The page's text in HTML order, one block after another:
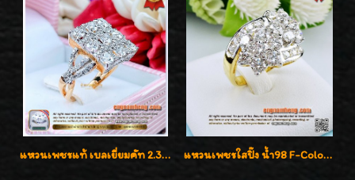
แหวนเพชรแท้ เบลเยี่ยมคัท 2.39 กะรัต น้ำ 98 F-Color/VVS ดีไซน์หน้ากว้างหรูเต็มนิ้ว แหวนเพชรใสปิ๊ง น้ำ98 F-Color/VVS1 น้ำหนักเพชรรวม 2.56 กะรัต ใส่เต็มนิ้วเพชรเป็นน้ำเป็นเนื้อสวยมากๆค่ะ